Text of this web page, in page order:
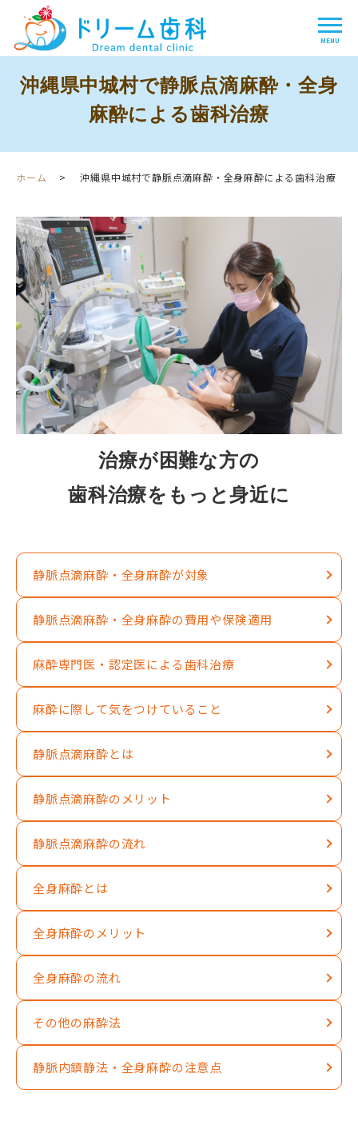
沖縄県中城村で静脈点滴麻酔・全身
麻酔による歯科治療
ホーム 沖縄県中城村で静脈点滴麻酔・全身麻酔による歯科治療
治療が困難な方の
歯科治療をもっと身近に
静脈点滴麻酔・全身麻酔が対象
静脈点滴麻酔・全身麻酔の費用や保険適用
麻酔専門医・認定医による歯科治療
麻酔に際して気をつけていること
静脈点滴麻酔とは
静脈点滴麻酔のメリット
静脈点滴麻酔の流れ
全身麻酔とは
全身麻酔のメリット
全身麻酔の流れ
その他の麻酔法
静脈内鎮静法・全身麻酔の注意点